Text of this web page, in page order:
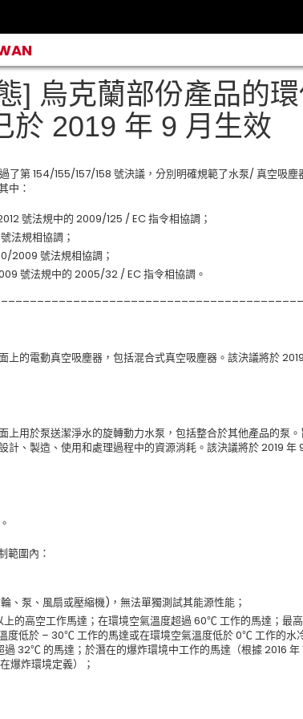
] 烏克蘭部份產品的
於 2019 年 9 月生效
了第 154/155/157/158 號決議，分別明確規範了水泵/ 真空吸
中：
號法規中的 2009/125 / EC 指令相協調；
法規相協調；
2009 號法規相協調；
號法規中的 2005/32 / EC 指令相協調。
上的電動真空吸塵器，包括混合式真空吸塵器。該決議將於
上用於泵送潔淨水的旋轉動力水泵，包括整合於其他產品的泵
計、製造、使用和處理過程中的資源消耗。該決議將於 2019 年
範圍內：
、泵、風扇或壓縮機)，無法單獨測試其能源性能；
的高空工作馬達；在環境空氣溫度超過 60℃ 工作的馬達；最
度低於 – 30℃ 工作的馬達或在環境空氣溫度低於 0℃ 工作的水
32℃ 的馬達；於潛在的爆炸環境中工作的馬達（根據 2016 年
爆炸環境定義）；